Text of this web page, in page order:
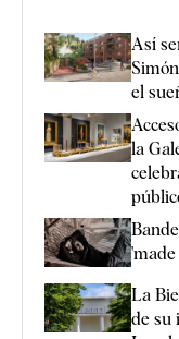
Así
el
la
'made
La
de su